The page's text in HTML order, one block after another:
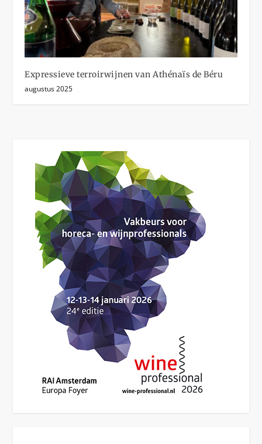
Expressieve terroirwijnen van Athénaïs de Béru
augustus 2025